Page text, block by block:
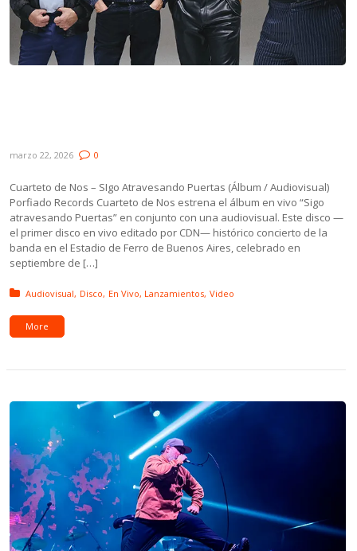
marzo 22, 2026 0
Cuarteto de Nos – SIgo Atravesando Puertas (Álbum / Audiovisual)
Porfiado Records Cuarteto de Nos estrena el álbum en vivo “Sigo
atravesando Puertas” en conjunto con una audiovisual. Este disco —
el primer disco en vivo editado por CDN— histórico concierto de la
banda en el Estadio de Ferro de Buenos Aires, celebrado en
septiembre de […]
Posted in:
Audiovisual Disco En Vivo Lanzamientos Video
More